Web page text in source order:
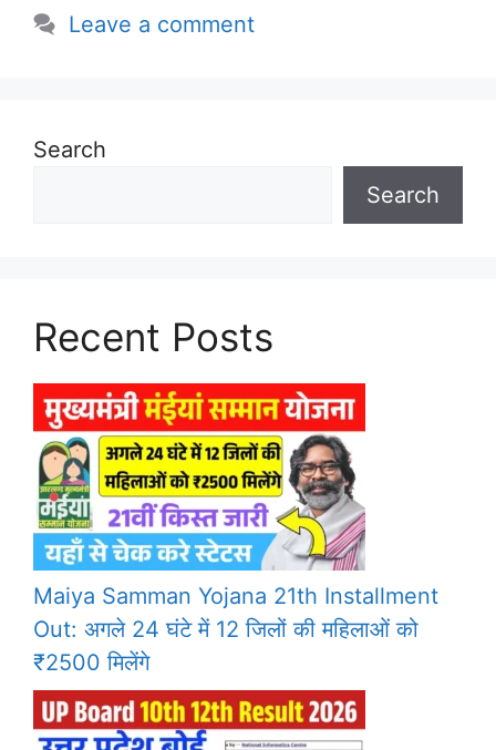
Leave a comment
Search
Search
Recent Posts
Maiya Samman Yojana 21th Installment
Out: अगले 24 घंटे में 12 जिलों की महिलाओं को
₹2500 मिलेंगे